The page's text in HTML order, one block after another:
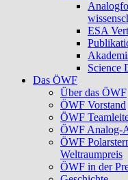
ESA
Science
Das ÖWF
Über das ÖWF
ÖWF Vorstand
ÖWF
ÖWF Analog-
ÖWF
Weltraumpreis
ÖWF in der